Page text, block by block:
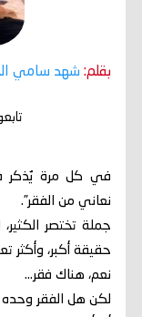
بقلم: شهد سامي
في كل مرة يُذكر
نعاني من الفقر”.
جملة تختصر
حقيقة أكبر، وأكثر
نعم، هناك فقر…
لكن هل الفقر